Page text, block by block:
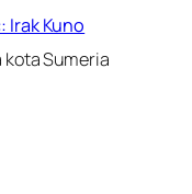
Irak Kuno
kota Sumeria